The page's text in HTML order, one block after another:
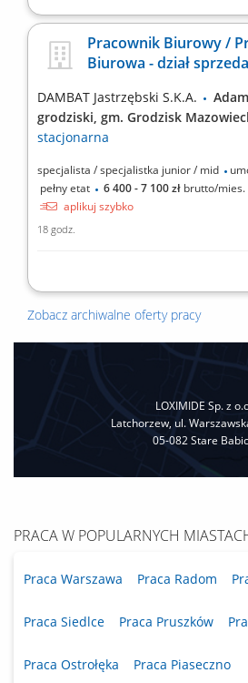
Osoba zatrudniona na tym stanowisku
zespołu serwisantów. Praca jest typowo
firmy - Adamów 50, okolice Grodziska
Pracownik Biurowy /
Biurowa - dział
DAMBAT Jastrzębski S.K.A.
grodziski, gm. Grodzisk
stacjonarna
specjalista / specjalistka junior / mid
pełny etat
6 400 - 7 100 zł brutto/mies.
aplikuj szybko
18 godz.
Twoje zadania: Zarządzanie procesem
od zamówienia do wysyłki.
wystawianie faktur. Budowanie
klientami przez telefon i e-mail.
dopasowanych do potrzeb odbiorców.
Zobacz archiwalne oferty pracy
LOXIMIDE Sp. z
Latchorzew, ul.
05-082 Stare
PRACA W POPULARNYCH
Praca Warszawa Praca Radom
Praca Siedlce Praca Pruszków
Praca Ostrołęka Praca Piaseczno